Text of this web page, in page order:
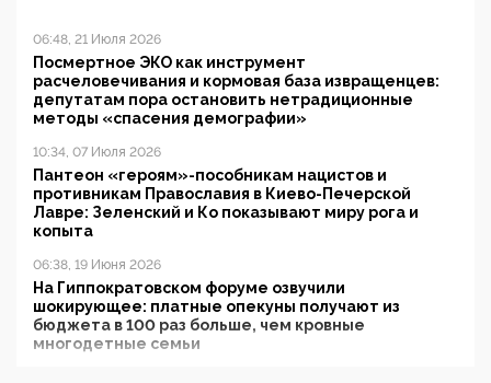
06:48, 21 Июля 2026
Посмертное ЭКО как инструмент
расчеловечивания и кормовая база извращенцев:
депутатам пора остановить нетрадиционные
методы «спасения демографии»
10:34, 07 Июля 2026
Пантеон «героям»-пособникам нацистов и
противникам Православия в Киево-Печерской
Лавре: Зеленский и Ко показывают миру рога и
копыта
06:38, 19 Июня 2026
На Гиппократовском форуме озвучили
шокирующее: платные опекуны получают из
бюджета в 100 раз больше, чем кровные
многодетные семьи